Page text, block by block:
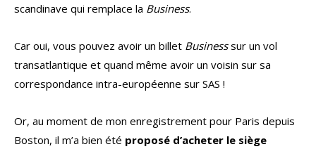
scandinave qui remplace la Business.
Car oui, vous pouvez avoir un billet Businesssur un vol
transatlantique et quand même avoir un voisin sur sa
correspondance intra-européenne sur SAS !
Or, au moment de mon enregistrement pour Paris depuis
Boston, il m’a bien été proposé d’acheter le siège